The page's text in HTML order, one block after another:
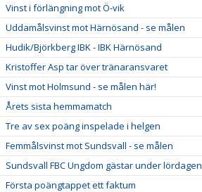
Vinst i förlängning mot Ö-vik
Uddamålsvinst mot Härnösand - se målen
Hudik/Björkberg IBK - IBK Härnösand
Kristoffer Asp tar över tränaransvaret
Vinst mot Holmsund - se målen här!
Årets sista hemmamatch
Tre av sex poäng inspelade i helgen
Femmålsvinst mot Sundsvall - se målen
Sundsvall FBC Ungdom gästar under lördagen
Första poängtappet ett faktum